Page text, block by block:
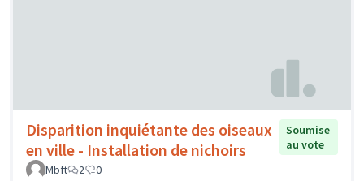
Disparition inquiétante des oiseaux
en ville - Installation de nichoirs
Soumise
au vote
Mbft
2 0